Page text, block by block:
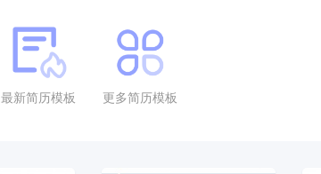
最新简历模板 更多简历模板